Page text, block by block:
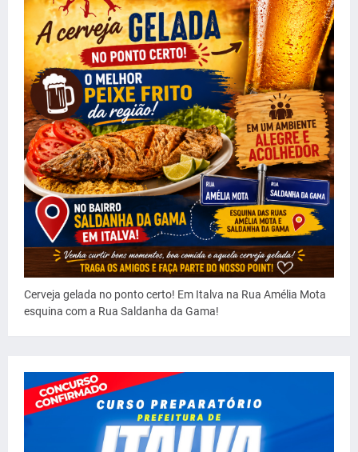
Cerveja gelada no ponto certo! Em Italva na Rua Amélia Mota
esquina com a Rua Saldanha da Gama!